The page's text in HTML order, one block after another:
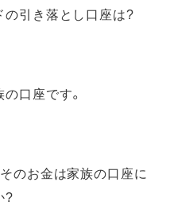
引き落とし口座は?
口座です。
のお金は家族の口座に
?